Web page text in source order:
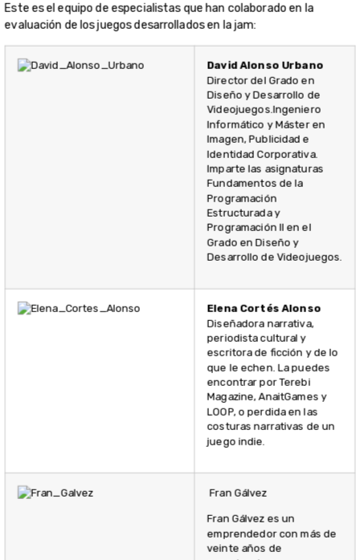
Este es el equipo de especialistas que han colaborado en la
evaluación de los juegos desarrollados en la jam:
David Alonso Urbano
Director del Grado en
Diseño y Desarrollo de
Videojuegos.Ingeniero
Informático y Máster en
Imagen, Publicidad e
Identidad Corporativa.
Imparte las asignaturas
Fundamentos de la
Programación
Estructurada y
Programación II en el
Grado en Diseño y
Desarrollo de Videojuegos.
Elena Cortés Alonso
Diseñadora narrativa,
periodista cultural y
escritora de ficción y de lo
que le echen. La puedes
encontrar por Terebi
Magazine, AnaitGames y
LOOP, o perdida en las
costuras narrativas de un
juego indie.
Fran Gálvez
Fran Gálvez es un
emprendedor con más de
veinte años de